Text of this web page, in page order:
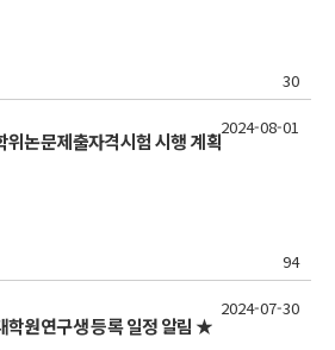
30
논문제출자격시험 시행 계획
94
2024-08-01
원연구생 등록 일정 알림 ★
2024-07-30